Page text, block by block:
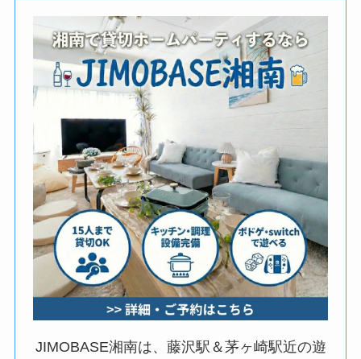
JIMOBASE湘南は、藤沢駅＆茅ヶ崎駅近の遊